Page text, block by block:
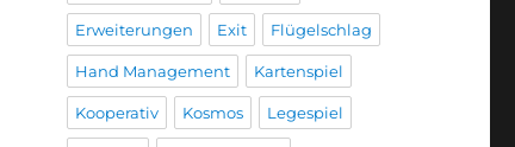
Erweiterungen Exit Flügelschlag
Hand Management Kartenspiel
Kooperativ Kosmos Legespiel